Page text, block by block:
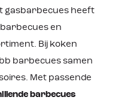
gasbarbecues heeft
en
Bij koken
barbecues samen
Met passende
barbecues